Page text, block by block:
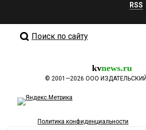
RSS
Поиск по сайту
kvnews.ru
© 2001—2026 ООО
Политика конфиденциальности